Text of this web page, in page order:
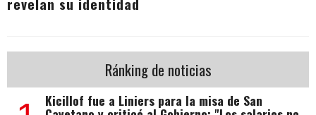
Ránking de noticias
Kicillof fue a Liniers para la misa de San